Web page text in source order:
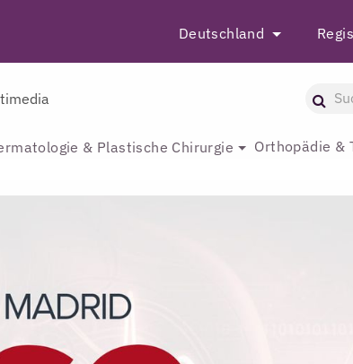
Deutschland
& Plastische Chirurgie Orthopädie &